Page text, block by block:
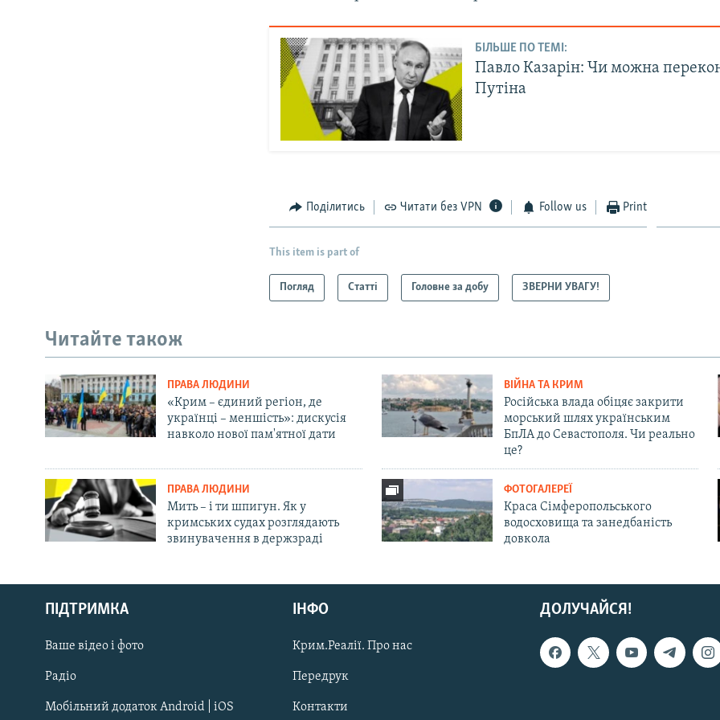
Русский
Qırımtatar
ДОЛУЧАЙСЯ!
БІЛЬШЕ ПО ТЕМІ:
Павло Казарін: Чи можна
Путіна
Поділитись Читати без VPN Follow us Print
This item is part of
Погляд Статті Головне за добу ЗВЕРНИ УВАГУ!
Читайте також
ПРАВА ЛЮДИНИ
«Крим – єдиний регіон, де
українці – меншість»: дискусія
навколо нової пам'ятної дати
ВІЙНА ТА КРИМ
Російська влада обіцяє закрити
морський шлях українським
БпЛА до Севастополя. Чи реально
це?
ПРАВА ЛЮДИНИ
Мить – і ти шпигун. Як у
кримських судах розглядають
звинувачення в держзраді
ФОТОГАЛЕРЕЇ
Краса Сімферопольського
водосховища та занедбаність
довкола
ДОЛУЧАЙСЯ!
ПІДТРИМКА
Ваше відео і фото
Радіо
Мобільний додаток Android | iOS
ІНФО
Крим.Реалії. Про нас
Передрук
Контакти